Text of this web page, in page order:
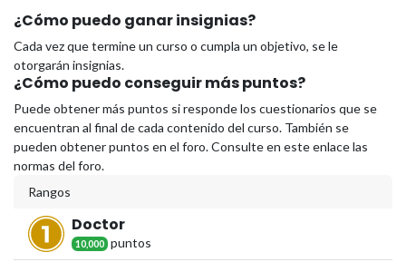
¿Cómo puedo ganar insignias?
Cada vez que termine un curso o cumpla un objetivo, se le
otorgarán insignias.
¿Cómo puedo conseguir más puntos?
Puede obtener más puntos si responde los cuestionarios que se
encuentran al final de cada contenido del curso. También se
pueden obtener puntos en el foro. Consulte en este enlace las
normas del foro.
Rangos
Doctor
10,000 puntos